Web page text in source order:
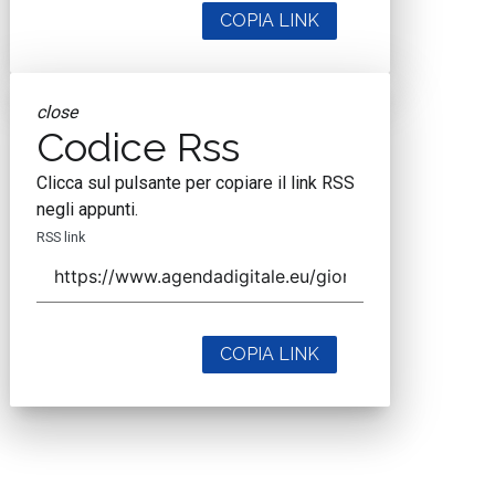
COPIA LINK
close
Codice Rss
Clicca sul pulsante per copiare il link RSS
negli appunti.
RSS link
COPIA LINK